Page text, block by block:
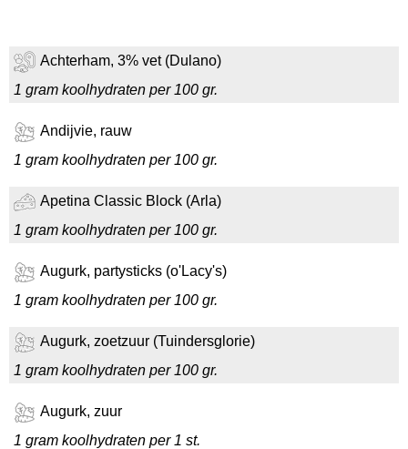
Achterham, 3% vet (Dulano)
1 gram koolhydraten per 100 gr.
Andijvie, rauw
1 gram koolhydraten per 100 gr.
Apetina Classic Block (Arla)
1 gram koolhydraten per 100 gr.
Augurk, partysticks (o'Lacy's)
1 gram koolhydraten per 100 gr.
Augurk, zoetzuur (Tuindersglorie)
1 gram koolhydraten per 100 gr.
Augurk, zuur
1 gram koolhydraten per 1 st.